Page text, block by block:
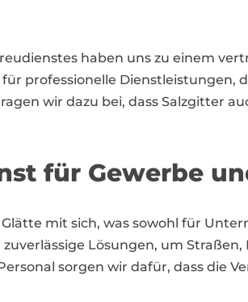
haben uns zu einem
professionelle Dienstleistungen,
wir dazu bei, dass Salzgitter
für Gewerbe
mit sich, was sowohl für
Lösungen, um
sorgen wir dafür, dass die